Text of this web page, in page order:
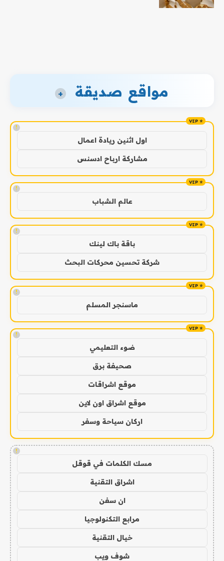
مواقع صديقة +
!
اول اثنين ريادة اعمال
مشاركة ارباح ادسنس
!
عالم الشباب
!
باقة باك لينك
شركة تحسين محركات البحث
!
ماسنجر المسلم
!
ضوء التعليمي
صحيفة برق
موقع اشراقات
موقع اشراق اون لاين
اركان سياحة وسفر
!
مسك الكلمات في قوقل
اشراق التقنية
ان سفن
مرابع التكنولوجيا
خيال التقنية
شوف ويب